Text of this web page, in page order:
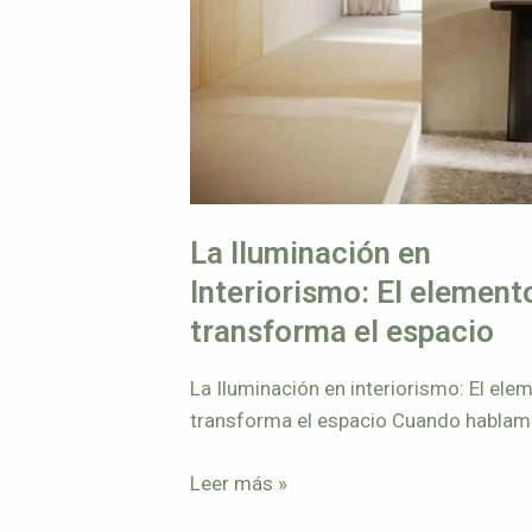
La Iluminación en
Interiorismo: El
transforma el espacio
La Iluminación en interiorismo: El
transforma el espacio Cuando
colores, mobiliario o distribución del
Leer más »